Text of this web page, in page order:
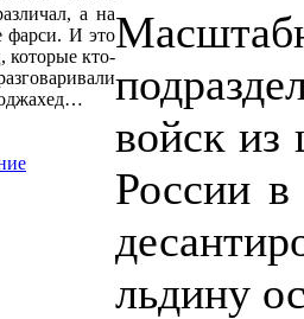
а на
фарси. И это
которые кто-
войск
России
льдину